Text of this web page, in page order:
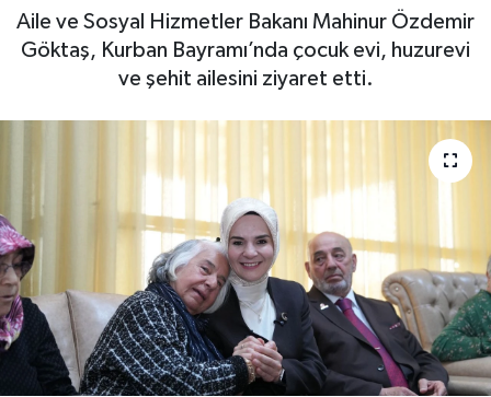
Aile ve Sosyal Hizmetler Bakanı Mahinur Özdemir
Göktaş, Kurban Bayramı’nda çocuk evi, huzurevi
ve şehit ailesini ziyaret etti.